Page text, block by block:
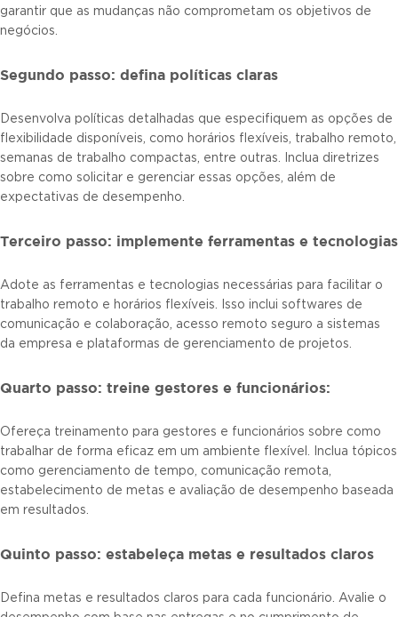
garantir que as mudanças não comprometam os objetivos de
negócios.
Segundo passo: defina políticas claras
Desenvolva políticas detalhadas que especifiquem as opções de
flexibilidade disponíveis, como horários flexíveis, trabalho remoto,
semanas de trabalho compactas, entre outras. Inclua diretrizes
sobre como solicitar e gerenciar essas opções, além de
expectativas de desempenho.
Terceiro passo: implemente ferramentas e tecnologias
Adote as ferramentas e tecnologias necessárias para facilitar o
trabalho remoto e horários flexíveis. Isso inclui softwares de
comunicação e colaboração, acesso remoto seguro a sistemas
da empresa e plataformas de gerenciamento de projetos.
Quarto passo: treine gestores e funcionários:
Ofereça treinamento para gestores e funcionários sobre como
trabalhar de forma eficaz em um ambiente flexível. Inclua tópicos
como gerenciamento de tempo, comunicação remota,
estabelecimento de metas e avaliação de desempenho baseada
em resultados.
Quinto passo: estabeleça metas e resultados claros
Defina metas e resultados claros para cada funcionário. Avalie o